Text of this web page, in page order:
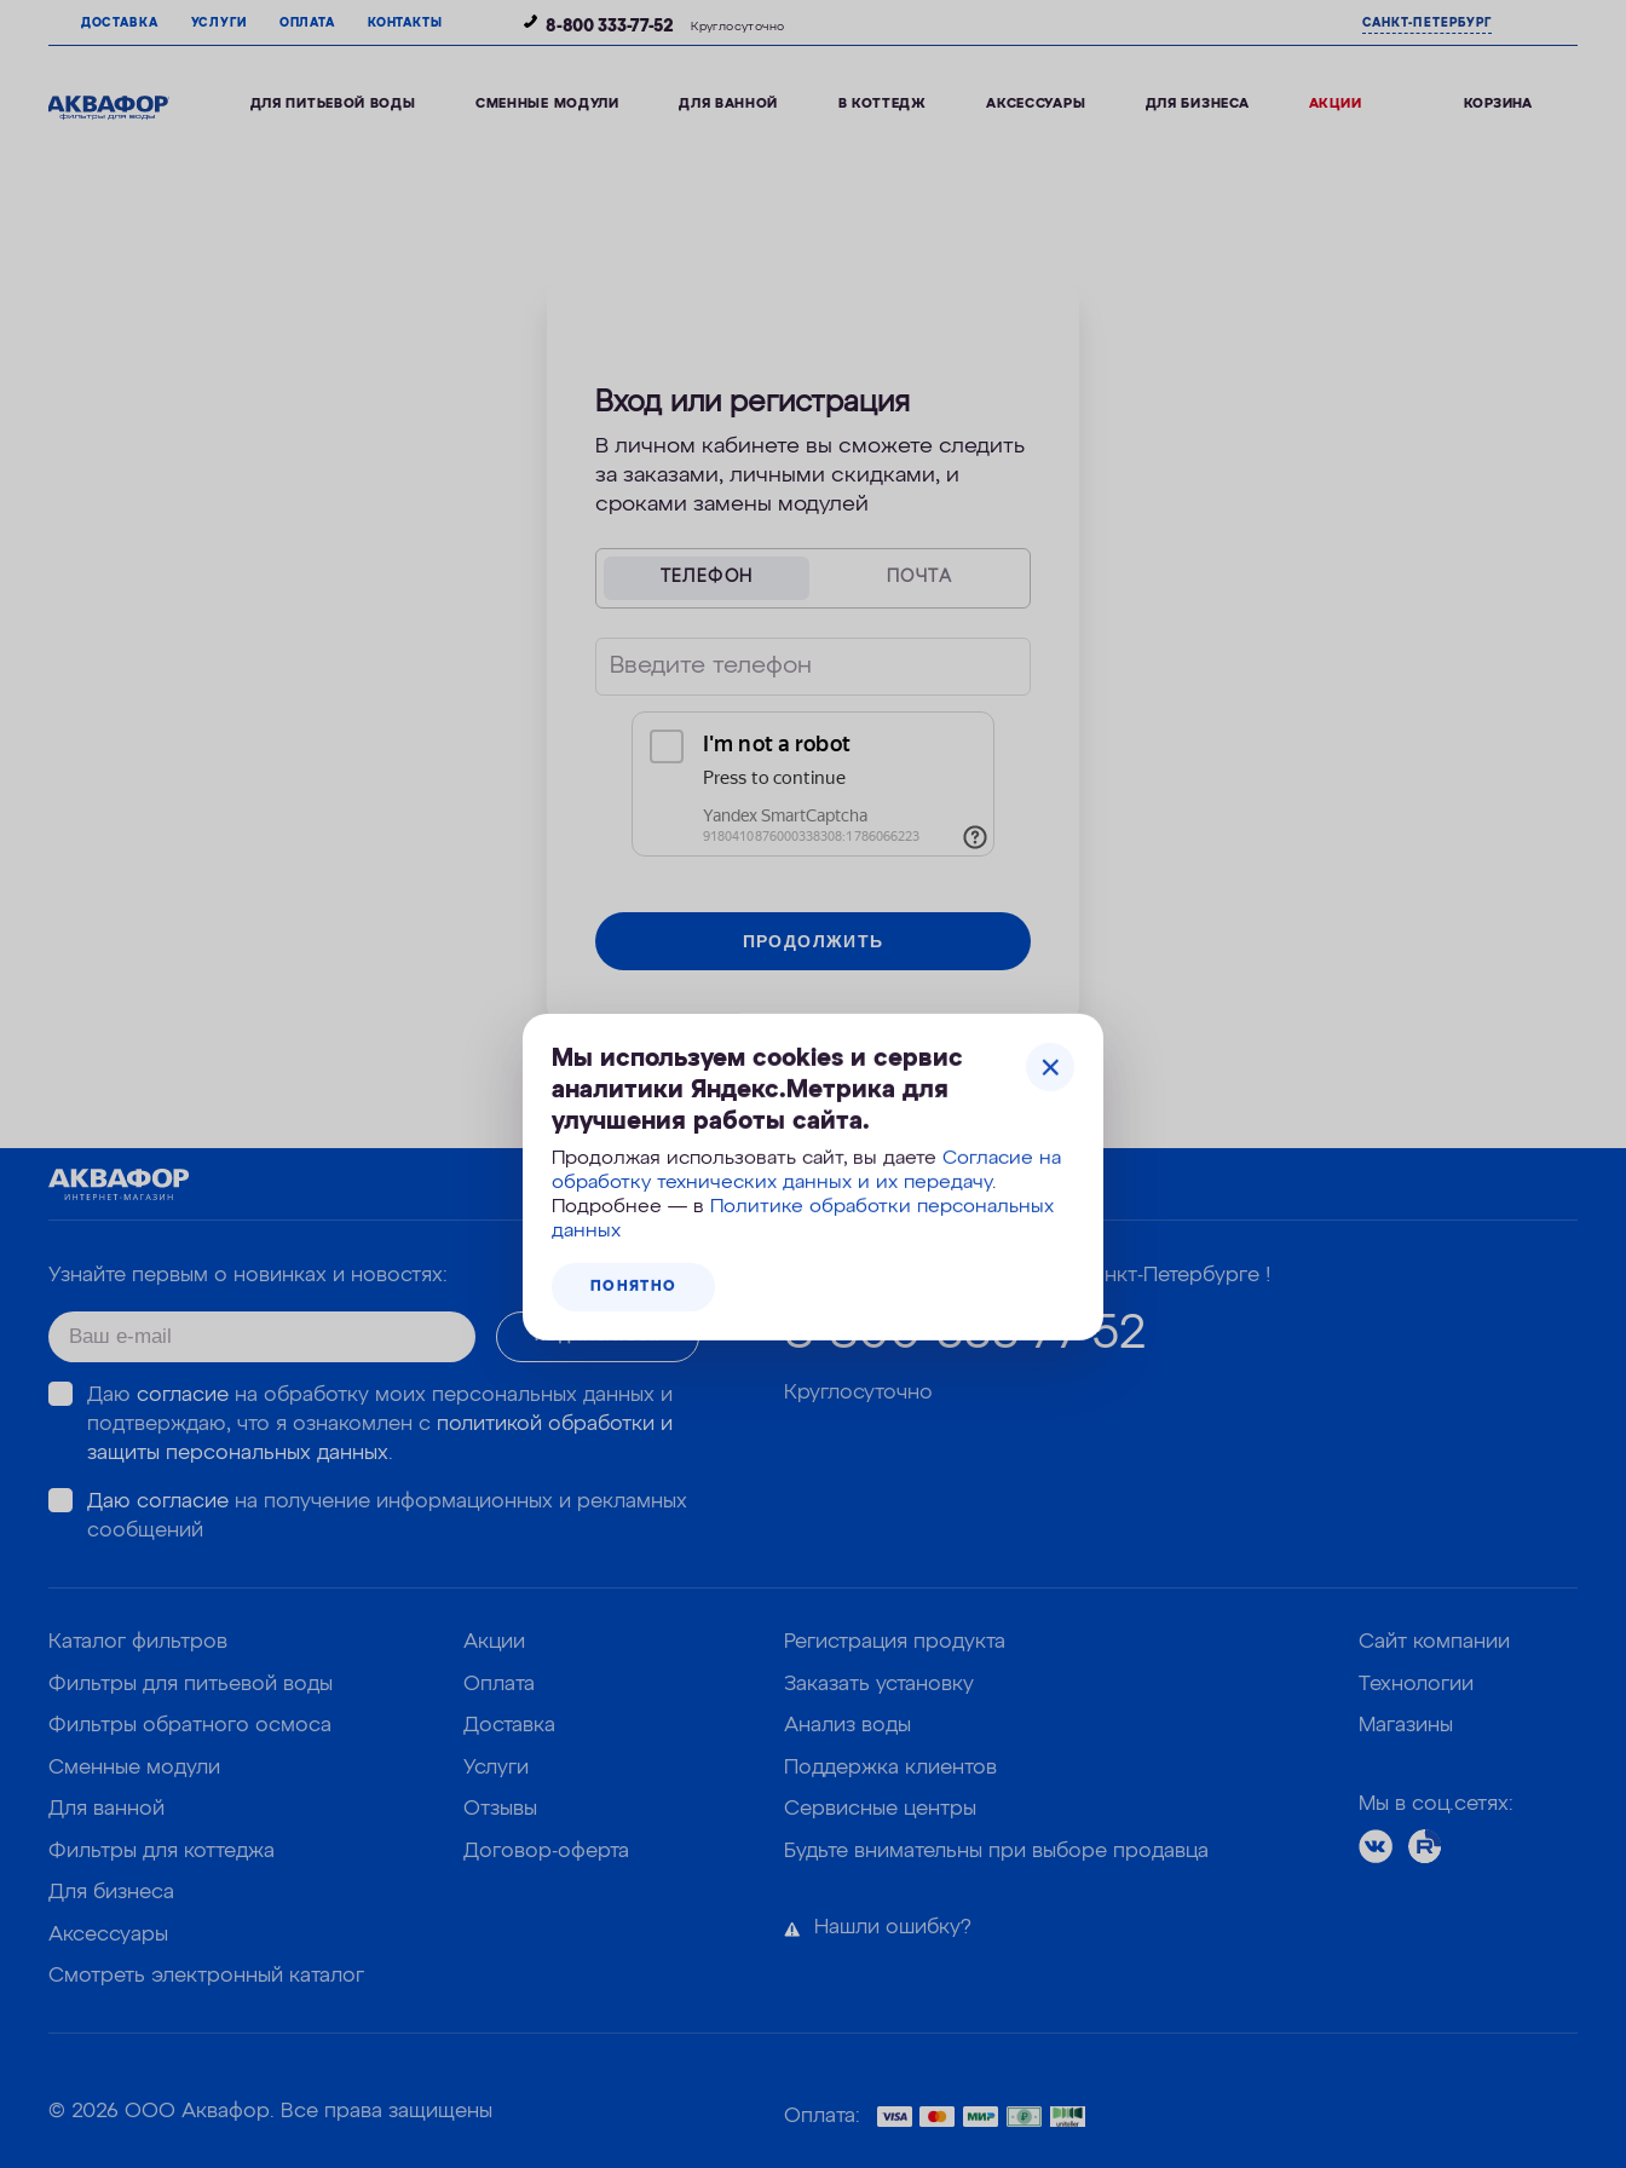
ДОСТАВКА УСЛУГИ ОПЛАТА КОНТАКТЫ 8-800 333-77-52 Круглосуточно САНКТ-ПЕТЕРБУРГ
ДЛЯ ПИТЬЕВОЙ ВОДЫ СМЕННЫЕ МОДУЛИ ДЛЯ ВАННОЙ В КОТТЕДЖ АКСЕССУАРЫ ДЛЯ БИЗНЕСА АКЦИИ КОРЗИНА
Вход или регистрация
В личном кабинете вы сможете следить
за заказами, личными скидками, и
сроками замены модулей
ТЕЛЕФОН ПОЧТА
Введите телефон
ПРОДОЛЖИТЬ
Мы используем cookies и сервис
аналитики Яндекс.Метрика для
улучшения работы сайта.
Продолжая использовать сайт, вы даете Согласие на
обработку технических данных и их передачу.
Подробнее — в
Политике обработки персональных
данных
ПОНЯТНО
Корзина №961-386
Узнайте первым о новинках и новостях:
ПОДПИСАТЬСЯ
Даю согласиена обработку моих персональных данных и
подтверждаю, что я ознакомлен с политикой обработки и
защиты персональных данных.
Даю согласиена получение информационных и рекламных
сообщений
Звоните, подберем фильтр в Санкт-Петербурге !
8-800 333-77-52
Круглосуточно
Каталог фильтров
Фильтры для питьевой воды
Фильтры обратного осмоса
Сменные модули
Для ванной
Фильтры для коттеджа
Для бизнеса
Аксессуары
Смотреть электронный каталог
Акции
Оплата
Доставка
Услуги
Отзывы
Договор-оферта
Регистрация продукта
Заказать установку
Анализ воды
Поддержка клиентов
Сервисные центры
Будьте внимательны при выборе продавца
Нашли ошибку?
Сайт компании
Технологии
Магазины
Мы в соц.сетях:
© 2026 ООО Аквафор. Все права защищены Оплата: